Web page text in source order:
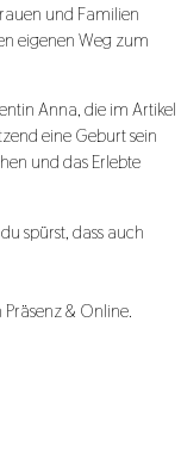
und Familien
eigenen Weg zum
Anna, die im Artikel
eine Geburt sein
und das Erlebte
spürst, dass auch
& Online.